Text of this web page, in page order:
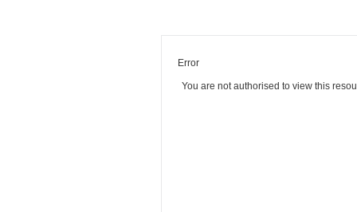
Error
You are not authorised to view this